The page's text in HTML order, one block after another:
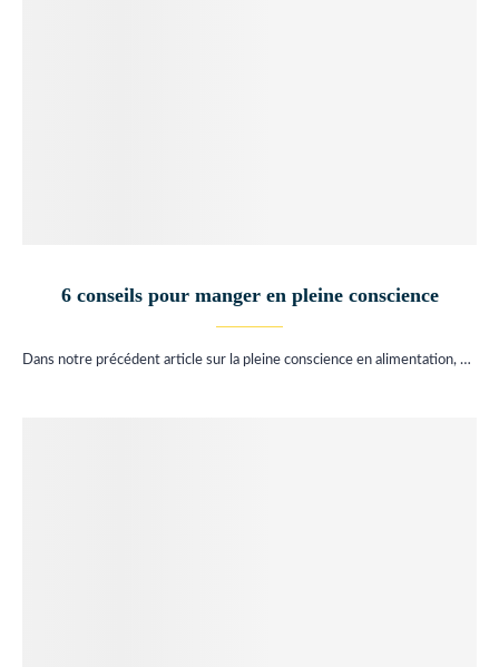
6 conseils pour manger en pleine conscience
Dans notre précédent article sur la pleine conscience en alimentation, …